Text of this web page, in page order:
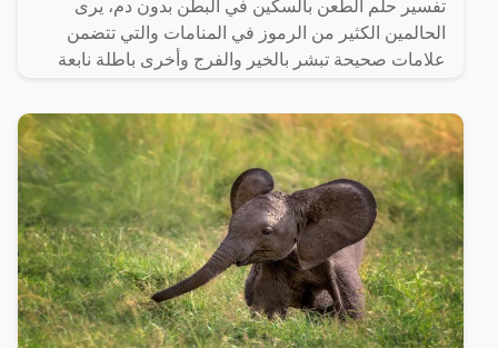
تفسير حلم الطعن بالسكين في البطن بدون دم، يرى
الحالمين الكثير من الرموز في المنامات والتي تتضمن
علامات صحيحة تبشر بالخير والفرج وأخرى باطلة نابعة